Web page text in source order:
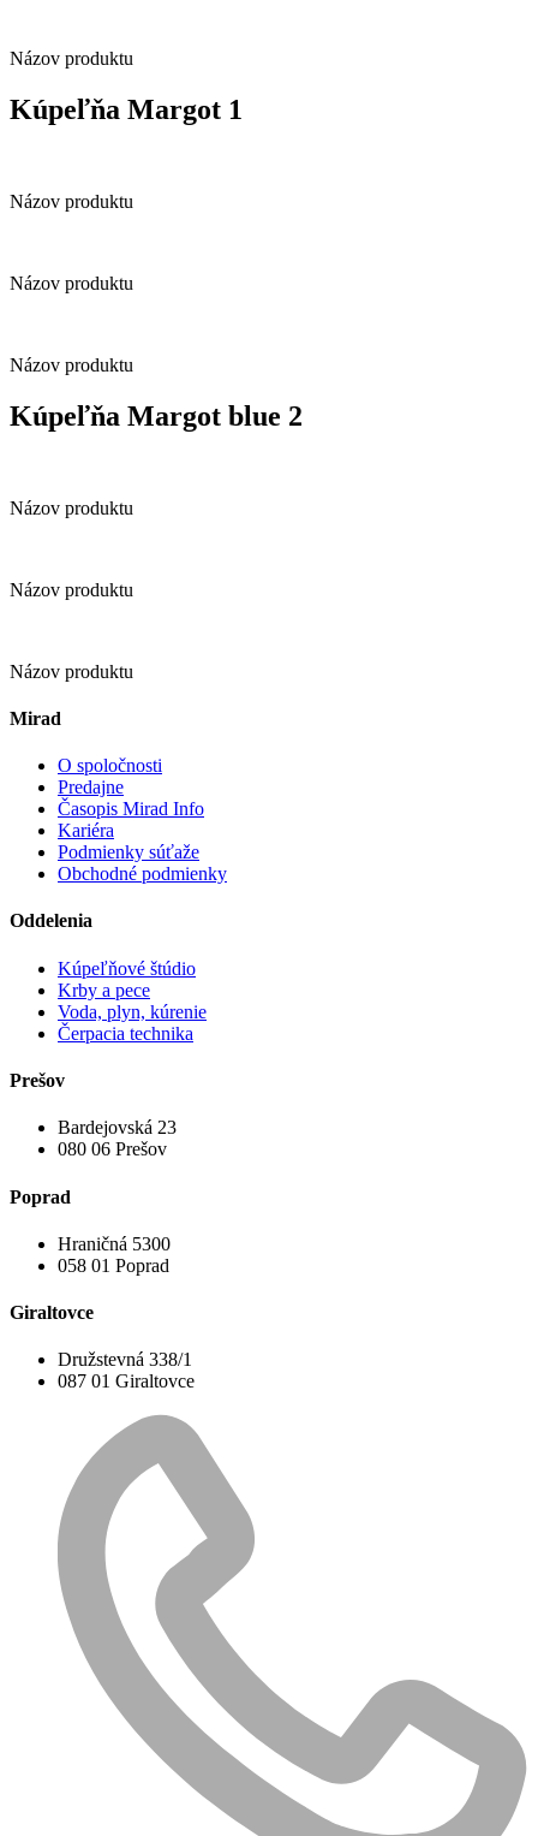
Názov produktu
Kúpeľňa Margot 1
Názov produktu
Názov produktu
Názov produktu
Kúpeľňa Margot blue 2
Názov produktu
Názov produktu
Názov produktu
Mirad
O spoločnosti
Predajne
Časopis Mirad Info
Kariéra
Podmienky súťaže
Obchodné podmienky
Oddelenia
Kúpeľňové štúdio
Krby a pece
Voda, plyn, kúrenie
Čerpacia technika
Prešov
Bardejovská 23
080 06 Prešov
Poprad
Hraničná 5300
058 01 Poprad
Giraltovce
Družstevná 338/1
087 01 Giraltovce